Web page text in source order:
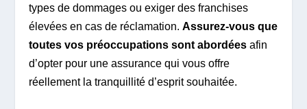
types de dommages ou exiger des franchises
élevées en cas de réclamation.Assurez-vous que
toutes vos préoccupations sont abordées afin
d’opter pour une assurance qui vous offre
réellement la tranquillité d’esprit souhaitée.